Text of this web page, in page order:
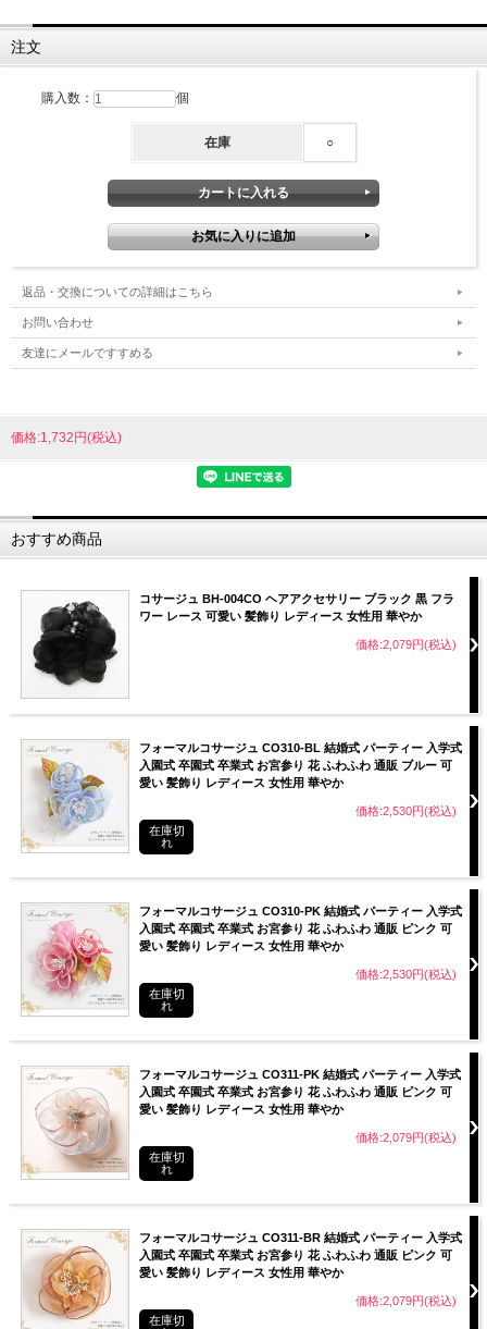
注文
購入数： 個
在庫 ○
返品・交換についての詳細はこちら
お問い合わせ
友達にメールですすめる
価格:1,732円(税込)
おすすめ商品
コサージュ BH-004CO ヘアアクセサリー ブラック 黒 フラ
ワー レース 可愛い 髪飾り レディース 女性用 華やか
価格:2,079円(税込)
フォーマルコサージュ CO310-BL 結婚式 パーティー 入学式
入園式 卒園式 卒業式 お宮参り 花 ふわふわ 通販 ブルー 可
愛い 髪飾り レディース 女性用 華やか
価格:2,530円(税込)
在庫切
れ
フォーマルコサージュ CO310-PK 結婚式 パーティー 入学式
入園式 卒園式 卒業式 お宮参り 花 ふわふわ 通販 ピンク 可
愛い 髪飾り レディース 女性用 華やか
価格:2,530円(税込)
在庫切
れ
フォーマルコサージュ CO311-PK 結婚式 パーティー 入学式
入園式 卒園式 卒業式 お宮参り 花 ふわふわ 通販 ピンク 可
愛い 髪飾り レディース 女性用 華やか
価格:2,079円(税込)
在庫切
れ
フォーマルコサージュ CO311-BR 結婚式 パーティー 入学式
入園式 卒園式 卒業式 お宮参り 花 ふわふわ 通販 ピンク 可
愛い 髪飾り レディース 女性用 華やか
価格:2,079円(税込)
在庫切